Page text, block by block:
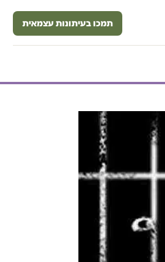
תמכו בעיתונות עצמאית